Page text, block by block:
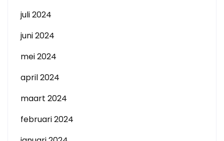
juli 2024
juni 2024
mei 2024
april 2024
maart 2024
februari 2024